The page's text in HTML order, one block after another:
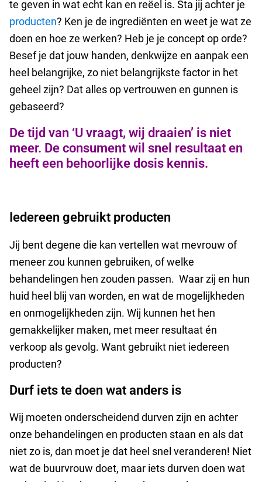
te geven in wat echt kan en reëel is. Sta jij achter je
producten? Ken je de ingrediënten en weet je wat ze
doen en hoe ze werken? Heb je je concept op orde?
Besef je dat jouw handen, denkwijze en aanpak een
heel belangrijke, zo niet belangrijkste factor in het
geheel zijn? Dat alles op vertrouwen en gunnen is
gebaseerd?
De tijd van ‘U vraagt, wij draaien’ is niet
meer. De consument wil snel resultaat en
heeft een behoorlijke dosis kennis.
Iedereen gebruikt producten
Jij bent degene die kan vertellen wat mevrouw of
meneer zou kunnen gebruiken, of welke
behandelingen hen zouden passen. Waar zij en hun
huid heel blij van worden, en wat de mogelijkheden
en onmogelijkheden zijn. Wij kunnen het hen
gemakkelijker maken, met meer resultaat én
verkoop als gevolg. Want gebruikt niet iedereen
producten?
Durf iets te doen wat anders is
Wij moeten onderscheidend durven zijn en achter
onze behandelingen en producten staan en als dat
niet zo is, dan moet je dat heel snel veranderen! Niet
wat de buurvrouw doet, maar iets durven doen wat